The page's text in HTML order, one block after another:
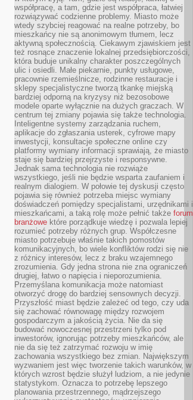
współpracę, a tam, gdzie jest współpraca, łatwiej
rozwiązywać codzienne problemy. Miasto może
wtedy szybciej reagować na realne potrzeby, bo
mieszkańcy nie są anonimowym tłumem, lecz
aktywną społecznością. Ciekawym zjawiskiem jest
też rosnące znaczenie lokalnej przedsiębiorczości,
która buduje unikalny charakter poszczególnych
ulic i osiedli. Małe piekarnie, punkty usługowe,
pracownie rzemieślnicze, rodzinne restauracje i
sklepy specjalistyczne tworzą tkankę miejską
bardziej odporną na kryzysy niż bezosobowe
modele oparte wyłącznie na dużych graczach. W
centrum tej zmiany pojawia się także technologia.
Inteligentne systemy zarządzania ruchem,
aplikacje do zgłaszania usterek, cyfrowe mapy
inwestycji, konsultacje społeczne online czy
platformy wymiany informacji sprawiają, że miasto
staje się bardziej przejrzyste i responsywne.
Jednak sama technologia nie rozwiąże
wszystkiego, jeśli nie będzie wsparta zaufaniem i
realnym dialogiem. W połowie tej dyskusji często
pojawia się również potrzeba miejsc wymiany
doświadczeń pomiędzy specjalistami, urzędnikami i
mieszkańcami, a taką rolę może pełnić także forum
branżowe które porządkuje wiedzę i pozwala lepiej
rozumieć potrzeby różnych grup. Współczesne
miasto potrzebuje właśnie takich pomostów
komunikacyjnych, bo wiele konfliktów rodzi się nie
z różnicy interesów, lecz z braku wzajemnego
zrozumienia. Gdy jedna strona nie zna ograniczeń
drugiej, łatwo o napięcia i nieporozumienia.
Przemyślana komunikacja może natomiast
otworzyć drogę do bardziej sensownych decyzji.
Przyszłość miast będzie zależeć od tego, czy uda
się zachować równowagę między rozwojem
gospodarczym a jakością życia. Nie da się
budować nowoczesnej przestrzeni tylko pod
inwestorów, ignorując potrzeby mieszkańców, ale
nie da się też zatrzymać rozwoju w imię
zachowania wszystkiego bez zmian. Największym
wyzwaniem jest więc tworzenie takich warunków, w
których wzrost będzie służył ludziom, a nie jedynie
statystykom. Oznacza to potrzebę lepszego
planowania przestrzennego, mądrzejszego